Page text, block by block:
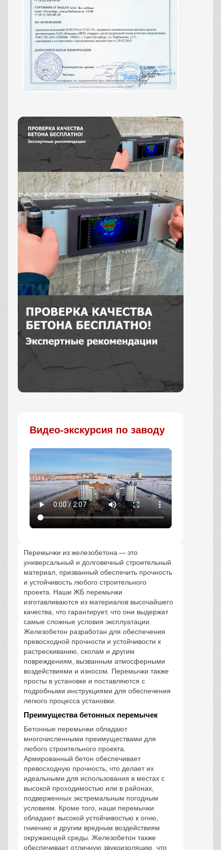
Видео-экскурсия по заводу
Перемычки из железобетона — это
универсальный и долговечный строительный
материал, призванный обеспечить прочность
и устойчивость любого строительного
проекта. Наши ЖБ перемычки
изготавливаются из материалов высочайшего
качества, что гарантирует, что они выдержат
самые сложные условия эксплуатации.
Железобетон разработан для обеспечения
превосходной прочности и устойчивости к
растрескиванию, сколам и другим
повреждениям, вызванным атмосферными
воздействиями и износом. Перемычки также
просты в установке и поставляются с
подробными инструкциями для обеспечения
легкого процесса установки.
Преимущества бетонных перемычек
Бетонные перемычки обладают
многочисленными преимуществами для
любого строительного проекта.
Армированный бетон обеспечивает
превосходную прочность, что делает их
идеальными для использования в местах с
высокой проходимостью или в районах,
подверженных экстремальным погодным
условиям. Кроме того, наши перемычки
обладают высокой устойчивостью к огню,
гниению и другим вредным воздействиям
окружающей среды. Железобетон также
обеспечивает отличную звукоизоляцию, что